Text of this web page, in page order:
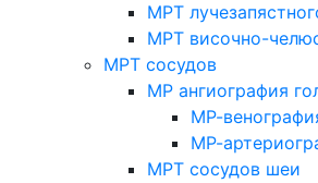
МРТ
МРТ височно-
МРТ сосудов
МР ангиография
МР-
МР-
МРТ сосудов шеи